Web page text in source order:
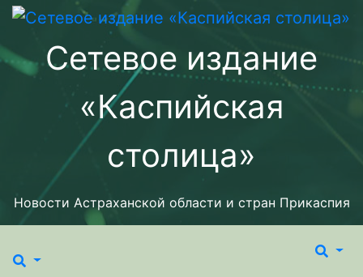
Перейти
содержимомуСетевое издание
«Каспийская
столица»
Новости Астраханской области и стран Прикаспия